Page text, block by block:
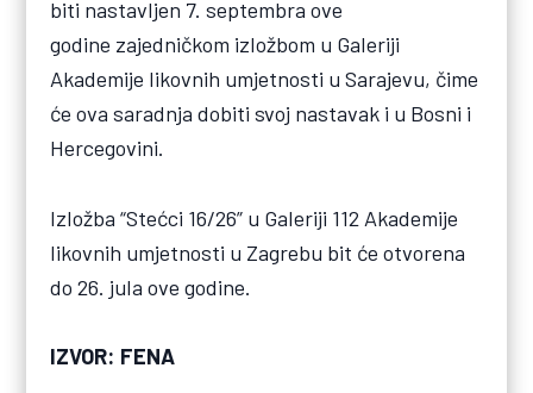
biti nastavljen 7. septembra ove
godine zajedničkom izložbom u Galeriji
Akademije likovnih umjetnosti u Sarajevu, čime
će ova saradnja dobiti svoj nastavak i u Bosni i
Hercegovini.
Izložba “Stećci 16/26” u Galeriji 112 Akademije
likovnih umjetnosti u Zagrebu bit će otvorena
do 26. jula ove godine.
IZVOR: FENA